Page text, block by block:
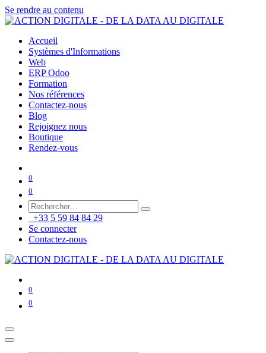
Se rendre au contenu
Accueil
Systèmes d'Informations
Web
ERP Odoo
Formation
Nos références
Contactez-nous
Blog
Rejoignez nous
Boutique
Rendez-vous
0
0
+33 5 59 84 84 29
Se connecter
Contactez-nous
0
0